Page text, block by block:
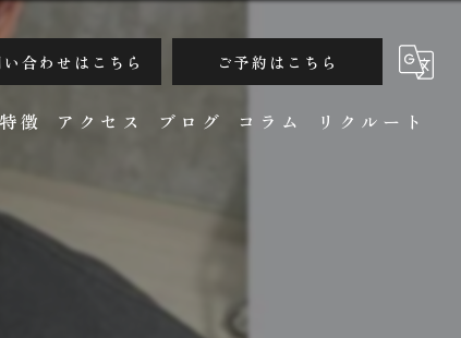
い合わせはこちら ご予約はこちら
徴 アクセス ブログ コラム リクルート